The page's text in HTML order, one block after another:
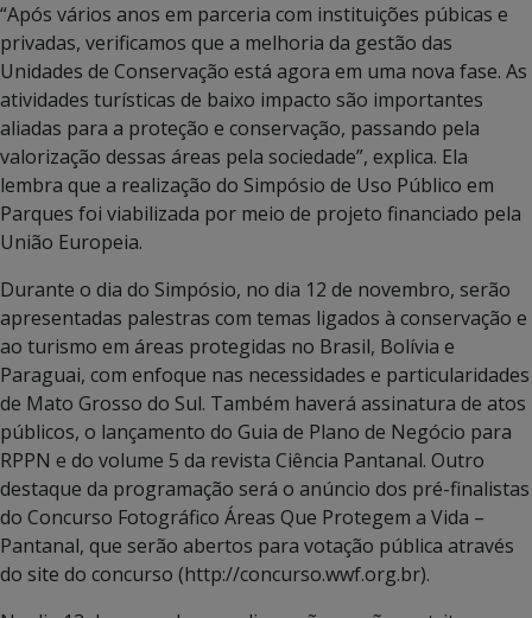
“Após vários anos em parceria com instituições púbicas e
privadas, verificamos que a melhoria da gestão das
Unidades de Conservação está agora em uma nova fase. As
atividades turísticas de baixo impacto são importantes
aliadas para a proteção e conservação, passando pela
valorização dessas áreas pela sociedade”, explica. Ela
lembra que a realização do Simpósio de Uso Público em
Parques foi viabilizada por meio de projeto financiado pela
União Europeia.
Durante o dia do Simpósio, no dia 12 de novembro, serão
apresentadas palestras com temas ligados à conservação e
ao turismo em áreas protegidas no Brasil, Bolívia e
Paraguai, com enfoque nas necessidades e particularidades
de Mato Grosso do Sul. Também haverá assinatura de atos
públicos, o lançamento do Guia de Plano de Negócio para
RPPN e do volume 5 da revista Ciência Pantanal. Outro
destaque da programação será o anúncio dos pré-finalistas
do Concurso Fotográfico Áreas Que Protegem a Vida –
Pantanal, que serão abertos para votação pública através
do site do concurso (http://concurso.wwf.org.br).